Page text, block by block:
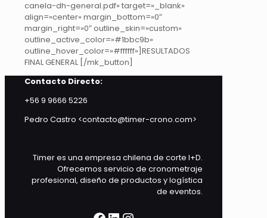
canela-dh-general.pdf» target=»_blank»
align=»center» margin_bottom=»0″
margin_right=»0″ outline_skin=»custom»
outline_active_color=»#1bbc9b»
outline_hover_color=»#ffffff»]RESULTADOS
FINAL GENERAL [/mk_button]
Contacto Directo:
+56 9 9666 5226
Pedro Castro <contacto@timer-crono.com>
Timer es una empresa chilena de corte I+D.
Ofrecemos servicio de cronometraje
profesional, diseño de productos y logística
de eventos.